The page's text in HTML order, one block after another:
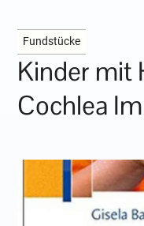
Fundstücke
Kinder mit
Cochlea